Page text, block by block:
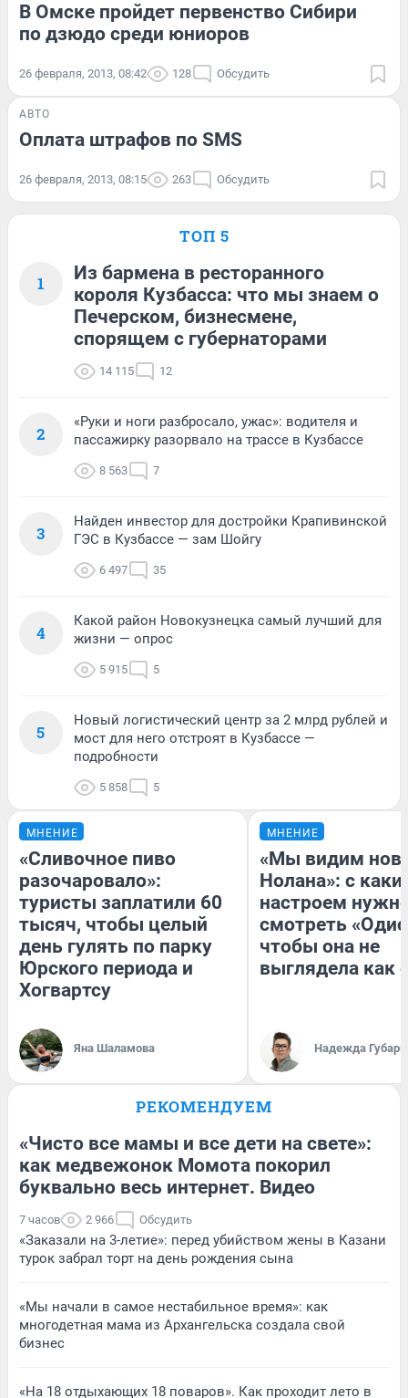
В Омске пройдет первенство Сибири
по дзюдо среди юниоров
26 февраля, 2013, 08:42 128 Обсудить
АВТО
Оплата штрафов по SMS
26 февраля, 2013, 08:15 263 Обсудить
ТОП 5
1
Из бармена в ресторанного
короля Кузбасса: что мы знаем о
Печерском, бизнесмене,
спорящем с губернаторами
14 115 12
2
«Руки и ноги разбросало, ужас»: водителя и
пассажирку разорвало на трассе в Кузбассе
8 563 7
3
Найден инвестор для достройки Крапивинской
ГЭС в Кузбассе — зам Шойгу
6 497 35
4
Какой район Новокузнецка самый лучший для
жизни — опрос
5 915 5
5
Новый логистический центр за 2 млрд рублей и
мост для него отстроят в Кузбассе —
подробности
5 858 5
МНЕНИЕ
«Сливочное пиво
разочаровало»:
туристы заплатили 60
тысяч, чтобы целый
день гулять по парку
Юрского периода и
Хогвартсу
Яна Шаламова
МНЕНИЕ
«Мы видим
Нолана»: с
настроем
смотреть
чтобы она не
выглядела как
Надежда Губарь
РЕКОМЕНДУЕМ
«Чисто все мамы и все дети на свете»:
как медвежонок Момота покорил
буквально весь интернет. Видео
7 часов 2 966 Обсудить
«Заказали на 3-летие»: перед убийством жены в Казани
турок забрал торт на день рождения сына
«Мы начали в самое нестабильное время»: как
многодетная мама из Архангельска создала свой
бизнес
«На 18 отдыхающих 18 поваров». Как проходит лето в